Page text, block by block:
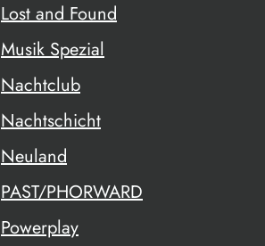
Lost and Found
Musik Spezial
Nachtclub
Nachtschicht
Neuland
PAST/PHORWARD
Powerplay